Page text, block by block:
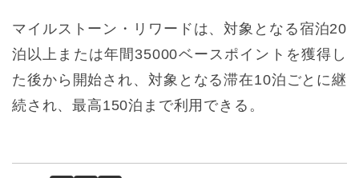
マイルストーン・リワードは、対象となる宿泊20
泊以上または年間35000ベースポイントを獲得し
た後から開始され、対象となる滞在10泊ごとに継
続され、最高150泊まで利用できる。